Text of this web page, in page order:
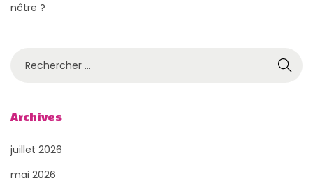
nôtre ?
h
r
c
Archives
juillet 2026
mai 2026